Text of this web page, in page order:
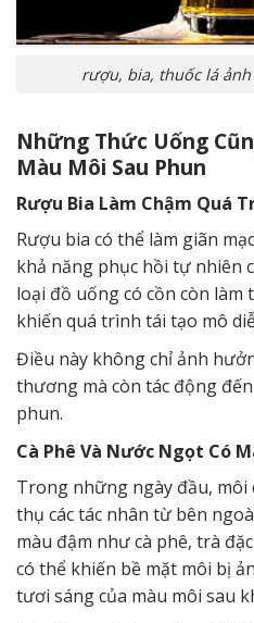
rượu, bia, thuốc lá
Những Thức Uống
Màu Môi Sau Phun
Rượu Bia Làm Chậm Quá
Rượu bia có thể làm giãn
khả năng phục hồi tự nhiên
loại đồ uống có cồn còn làm
khiến quá trình tái tạo mô
Điều này không chỉ ảnh
thương mà còn tác động
phun.
Cà Phê Và Nước Ngọt Có
Trong những ngày đầu, môi
thụ các tác nhân từ bên
màu đậm như cà phê, trà
có thể khiến bề mặt môi bị
tươi sáng của màu môi sau